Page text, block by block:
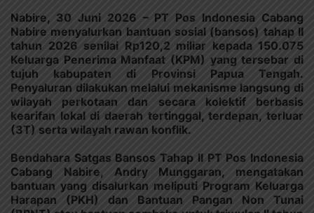
Nabire, 30 Juni 2026 – PT Pos Indonesia Cabang
Nabire menyalurkan bantuan sosial (bansos) tahap II
tahun 2026 senilai Rp120,2 miliar kepada 150.075
Keluarga Penerima Manfaat (KPM) yang tersebar di
tujuh kabupaten di Provinsi Papua Tengah.
Penyaluran dilakukan melalui mekanisme langsung di
wilayah perkotaan dan secara kolektif berbasis
kearifan lokal di daerah tertinggal, terdepan, terluar
(3T) serta wilayah rawan konflik.
Bendahara Satgas Bansos Tahap II PT Pos Indonesia
Cabang Nabire, Andry Munggaran, mengatakan
bantuan yang disalurkan meliputi Program Keluarga
Harapan (PKH) dan Bantuan Pangan Non Tunai